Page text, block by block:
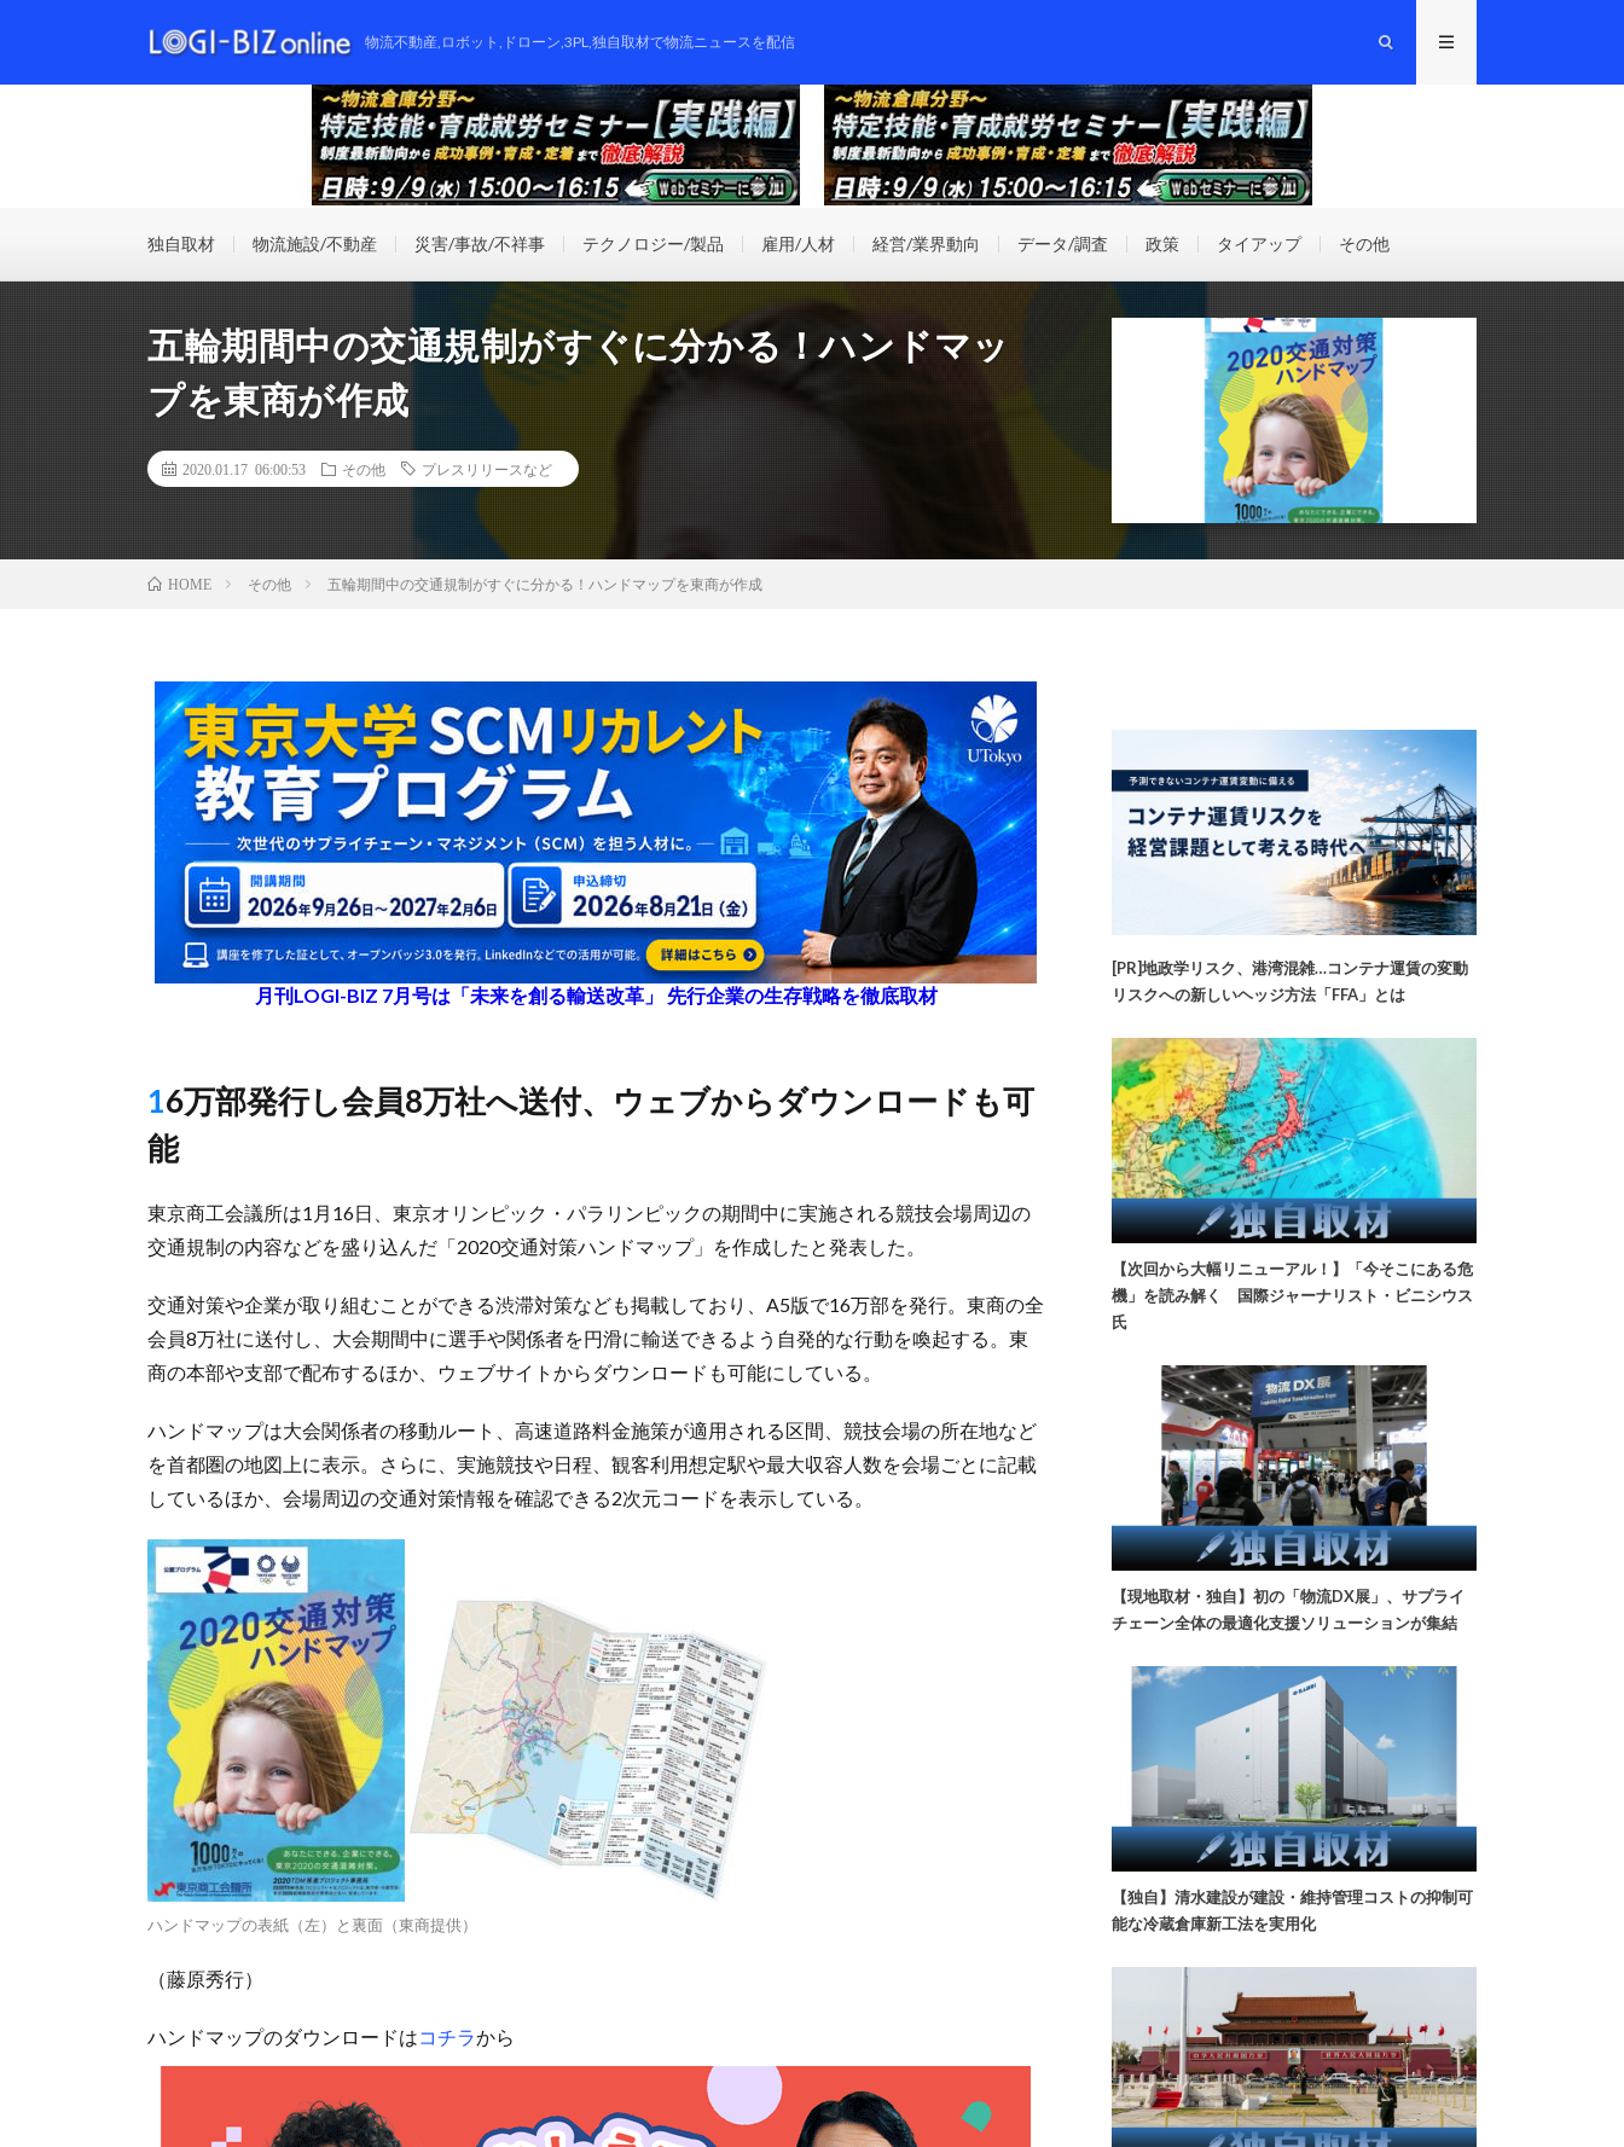
物流不動産,ロボット,ドローン,3PL,独自取材で物流ニュースを配信
独自取材 物流施設/不動産 災害/事故/不祥事 テクノロジー/製品 雇用/人材 経営/業界動向 データ/調査 政策 タイアップ その他
五輪期間中の交通規制がすぐに分かる！ハンドマッ
プを東商が作成
2020.01.17 06:00:53 その他 プレスリリースなど
HOME その他 五輪期間中の交通規制がすぐに分かる！ハンドマップを東商が作成
月刊LOGI-BIZ 7月号は「未来を創る輸送改革」 先行企業の生存戦略を徹底取材
16万部発行し会員8万社へ送付、ウェブからダウンロードも可
能
東京商工会議所は1月16日、東京オリンピック・パラリンピックの期間中に実施される競技会場周辺の
交通規制の内容などを盛り込んだ「2020交通対策ハンドマップ」を作成したと発表した。
交通対策や企業が取り組むことができる渋滞対策なども掲載しており、A5版で16万部を発行。東商の全
会員8万社に送付し、大会期間中に選手や関係者を円滑に輸送できるよう自発的な行動を喚起する。東
商の本部や支部で配布するほか、ウェブサイトからダウンロードも可能にしている。
ハンドマップは大会関係者の移動ルート、高速道路料金施策が適用される区間、競技会場の所在地など
を首都圏の地図上に表示。さらに、実施競技や日程、観客利用想定駅や最大収容人数を会場ごとに記載
しているほか、会場周辺の交通対策情報を確認できる2次元コードを表示している。
ハンドマップの表紙（左）と裏面（東商提供）
（藤原秀行）
ハンドマップのダウンロードはコチラから
[PR]地政学リスク、港湾混雑…コンテナ運賃の変動
リスクへの新しいヘッジ方法「FFA」とは
【次回から大幅リニューアル！】「今そこにある危
機」を読み解く 国際ジャーナリスト・ビニシウス
氏
【現地取材・独自】初の「物流DX展」、サプライ
チェーン全体の最適化支援ソリューションが集結
【独自】清水建設が建設・維持管理コストの抑制可
能な冷蔵倉庫新工法を実用化